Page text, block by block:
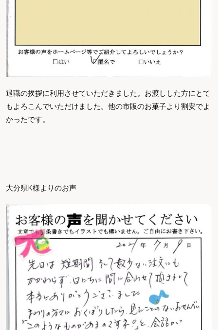
退職の挨拶に利用させていただきました。お渡しした方にとて
もよろこんでいただけました。他の市販のお菓子より割安でよ
かったです。
大分県K様よりのお声